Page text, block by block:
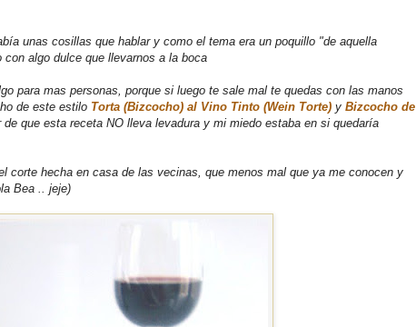
unas cosillas que hablar y como el tema era un poquillo "de aquella
algo dulce que llevarnos a la boca
para mas personas, porque si luego te sale mal te quedas con las manos
de este estilo Torta (Bizcocho) al Vino Tinto (Wein Torte) y Bizcocho de
que esta receta NO lleva levadura y mi miedo estaba en si quedaría
hecha en casa de las vecinas, que menos mal que ya me conocen y
Bea .. jeje)